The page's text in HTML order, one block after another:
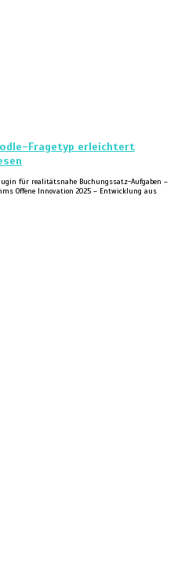
Fragetyp erleichtert
für realitätsnahe Buchungssatz-Aufgaben –
Offene Innovation 2025 – Entwicklung aus